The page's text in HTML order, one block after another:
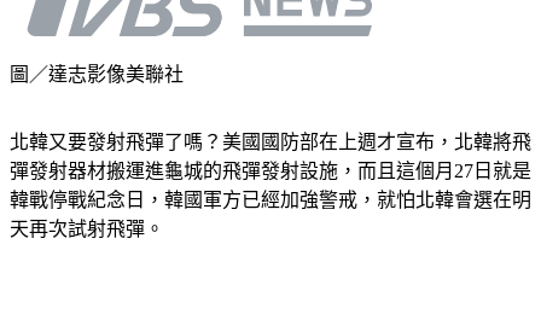
圖／達志影像美聯社
北韓又要發射飛彈了嗎？美國國防部在上週才宣布，北韓將飛
彈發射器材搬運進龜城的飛彈發射設施，而且這個月27日就是
韓戰停戰紀念日，韓國軍方已經加強警戒，就怕北韓會選在明
天再次試射飛彈。